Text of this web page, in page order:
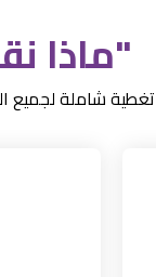
ماذا"
تغطية شاملة لجميع